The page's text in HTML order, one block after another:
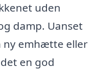
uden
damp. Uanset
ny emhætte eller
en god